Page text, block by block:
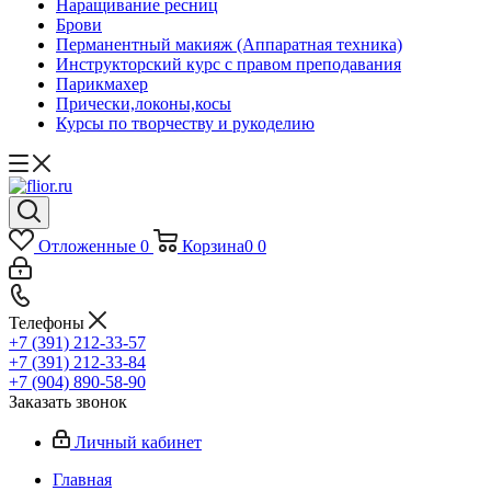
Наращивание ресниц
Брови
Перманентный макияж (Аппаратная техника)
Инструкторский курс с правом преподавания
Парикмахер
Прически,локоны,косы
Курсы по творчеству и рукоделию
Отложенные 0 Корзина0 0
Телефоны
+7 (391) 212-33-57
+7 (391) 212-33-84
+7 (904) 890-58-90
Заказать звонок
Личный кабинет
Главная